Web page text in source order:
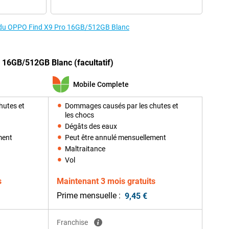
OPPO Find X9 Pro 16GB/512GB Blanc
512GB Blanc (facultatif)
et
Mobile Complete
Dommages causés par les chutes et
les chocs
Dégâts des eaux
Peut être annulé mensuellement
Maltraitance
Vol
Maintenant 3 mois gratuits
Prime mensuelle : 9,45 €
Franchise